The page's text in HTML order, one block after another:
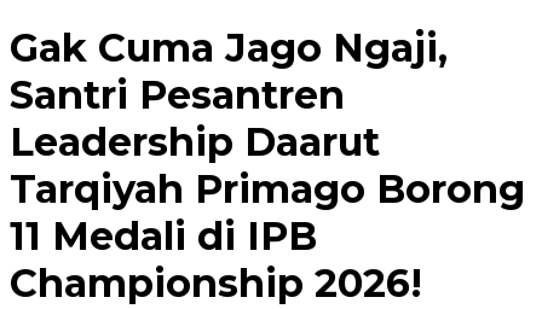
Gak Cuma Jago Ngaji,
Santri Pesantren
Leadership Daarut
Tarqiyah Primago Borong
11 Medali di IPB
Championship 2026!